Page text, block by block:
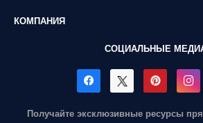
КОМПАНИЯ
СОЦИАЛЬНЫЕ
Получайте эксклюзивные ресурсы